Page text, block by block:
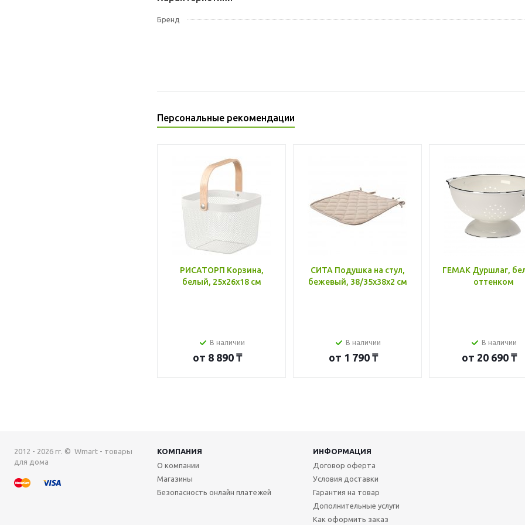
Бренд
Персональные рекомендации
РИСАТОРП Корзина,
белый, 25x26x18 см
В наличии
от 8 890 ₸
СИТА Подушка на стул,
бежевый, 38/35x38x2 см
В наличии
от 1 790 ₸
ГЕМАК Дуршлаг,
оттенком
В наличии
от 20 690 ₸
2012 - 2026 гг. © Wmart - товары
для дома
КОМПАНИЯ
ИНФОРМАЦИЯ
О компании
Магазины
Безопасность онлайн платежей
Договор оферта
Условия доставки
Гарантия на товар
Дополнительные услуги
Как оформить заказ